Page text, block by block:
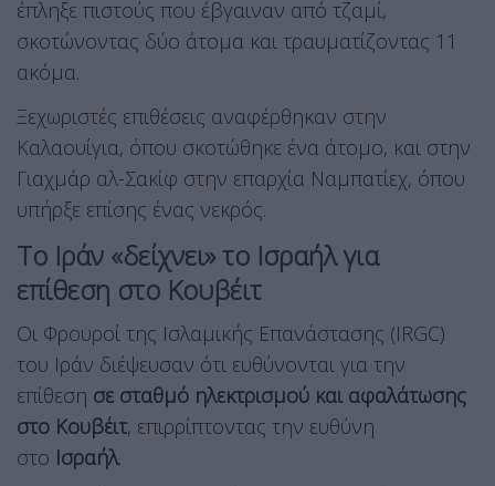
έπληξε πιστούς που έβγαιναν από τζαμί,
σκοτώνοντας δύο άτομα και τραυματίζοντας 11
ακόμα.
Ξεχωριστές επιθέσεις αναφέρθηκαν στην
Καλαουίγια, όπου σκοτώθηκε ένα άτομο, και στην
Γιαχμάρ αλ-Σακίφ στην επαρχία Ναμπατίεχ, όπου
υπήρξε επίσης ένας νεκρός.
Το Ιράν «δείχνει» το Ισραήλ για
επίθεση στο Κουβέιτ
Οι Φρουροί της Ισλαμικής Επανάστασης (IRGC)
του Ιράν διέψευσαν ότι ευθύνονται για την
επίθεση σε σταθμό ηλεκτρισμού και αφαλάτωσης
στο Κουβέιτ, επιρρίπτοντας την ευθύνη
στο Ισραήλ.